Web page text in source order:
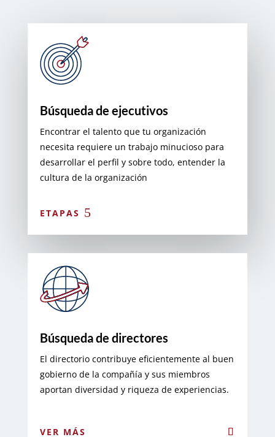
Búsqueda de ejecutivos
Encontrar el talento que tu organización
necesita requiere un trabajo minucioso para
desarrollar el perfil y sobre todo, entender la
cultura de la organización
ETAPAS
Búsqueda de directores
El directorio contribuye eficientemente al buen
gobierno de la compañía y sus miembros
aportan diversidad y riqueza de experiencias.
VER MÁS